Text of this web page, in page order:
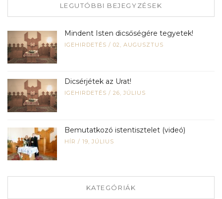
LEGUTÓBBI BEJEGYZÉSEK
Mindent Isten dicsőségére tegyetek!
IGEHIRDETÉS / 02, AUGUSZTUS
Dicsérjétek az Urat!
IGEHIRDETÉS / 26, JÚLIUS
Bemutatkozó istentisztelet (videó)
HÍR / 19, JÚLIUS
KATEGÓRIÁK